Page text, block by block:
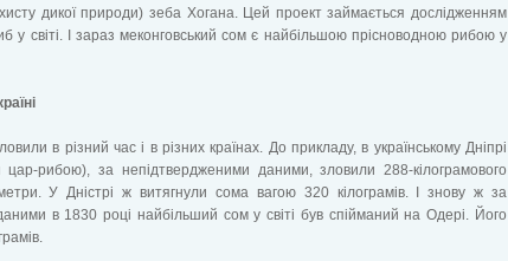
дикої природи) зеба Хогана. Цей проект займається дослідженням
у світі. І зараз меконговський сом є найбільшою прісноводною рибою у
в різний час і в різних країнах. До прикладу, в українському Дніпрі
рибою), за непідтвердженими даними, зловили 288-кілограмового
У Дністрі ж витягнули сома вагою 320 кілограмів. І знову ж за
в 1830 році найбільший сом у світі був спійманий на Одері. Його